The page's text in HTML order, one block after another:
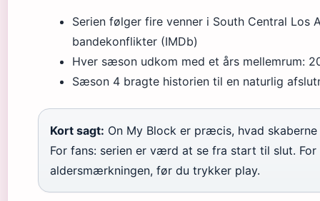
Serien følger fire venner i South Central Los
bandekonflikter (IMDb)
Hver sæson udkom med et års mellemrum:
Sæson 4 bragte historien til en naturlig
Kort sagt: On My Block er præcis, hvad
For fans: serien er værd at se fra start til slut.
aldersmærkningen, før du trykker play.